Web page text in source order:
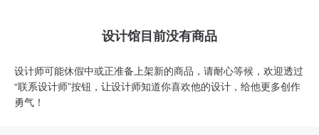
设计馆目前没有商品
设计师可能休假中或正准备上架新的商品，请耐心等候，欢迎透过
“联系设计师”按钮，让设计师知道你喜欢他的设计，给他更多创作
勇气！